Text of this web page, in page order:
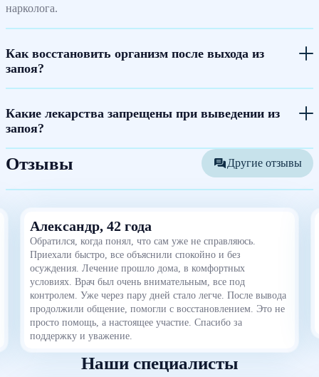
нарколога.
Как восстановить организм после выхода из
запоя?
Какие лекарства запрещены при выведении из
запоя?
Отзывы Другие отзывы
Александр, 42 года
Обратился, когда понял, что сам уже не справляюсь.
Приехали быстро, все объяснили спокойно и без
осуждения. Лечение прошло дома, в комфортных
условиях. Врач был очень внимательным, все под
контролем. Уже через пару дней стало легче. После вывода
продолжили общение, помогли с восстановлением. Это не
просто помощь, а настоящее участие. Спасибо за
поддержку и уважение.
Наши специалисты